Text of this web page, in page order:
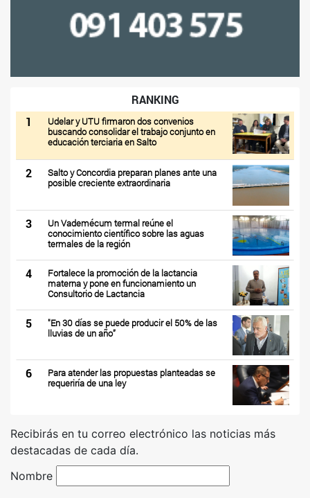
RANKING
1
Udelar y UTU firmaron dos convenios
buscando consolidar el trabajo conjunto en
educación terciaria en Salto
2
Salto y Concordia preparan planes ante una
posible creciente extraordinaria
3
Un Vademécum termal reúne el
conocimiento científico sobre las aguas
termales de la región
4
Fortalece la promoción de la lactancia
materna y pone en funcionamiento un
Consultorio de Lactancia
5
"En 30 días se puede producir el 50% de las
lluvias de un año”
6
Para atender las propuestas planteadas se
requeriría de una ley
Recibirás en tu correo electrónico las noticias más
destacadas de cada día.
Nombre